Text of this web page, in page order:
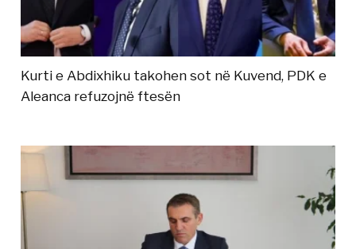
Kurti e Abdixhiku takohen sot në Kuvend, PDK e
Aleanca refuzojnë ftesën